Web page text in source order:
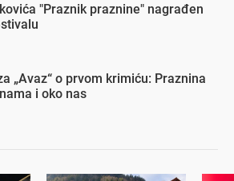
"Praznik praznine" nagrađen
„Avaz“ o prvom krimiću: Praznina
i oko nas